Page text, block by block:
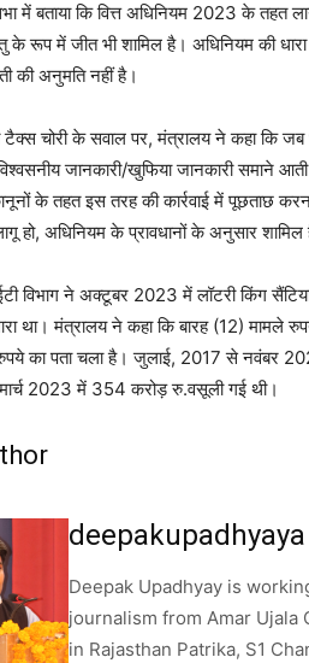
में बताया कि वित्त अधिनियम 2023 के
रूप में जीत भी शामिल है। अधिनियम की
की अनुमति नहीं है।
टैक्स चोरी के सवाल पर, मंत्रालय ने कहा कि
जानकारी/खुफिया जानकारी समाने
के तहत इस तरह की कार्रवाई में पूछताछ
हो, अधिनियम के प्रावधानों के अनुसार शामिल
विभाग ने अक्टूबर 2023 में लॉटरी किंग
था। मंत्रालय ने कहा कि बारह (12)
का पता चला है। जुलाई, 2017 से नवंबर
2023 में 354 करोड़ रु.वसूली गई थी।
deepakupadhyaya
Deepak Upadhyay is
journalism from Amar
in Rajasthan Patrika, S1